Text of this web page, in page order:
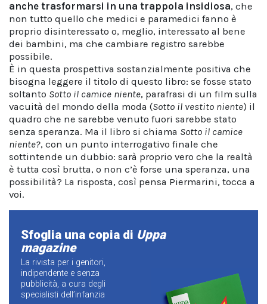
anche trasformarsi in una trappola insidiosa, che
non tutto quello che medici e paramedici fanno è
proprio disinteressato o, meglio, interessato al bene
dei bambini, ma che cambiare registro sarebbe
possibile.
È in questa prospettiva sostanzialmente positiva che
bisogna leggere il titolo di questo libro: se fosse stato
soltanto Sotto il camice niente, parafrasi di un film sulla
vacuità del mondo della moda (Sotto il vestito niente) il
quadro che ne sarebbe venuto fuori sarebbe stato
senza speranza. Ma il libro si chiama Sotto il camice
niente?, con un punto interrogativo finale che
sottintende un dubbio: sarà proprio vero che la realtà
è tutta così brutta, o non c’è forse una speranza, una
possibilità? La risposta, così pensa Piermarini, tocca a
voi.
Sfoglia una copia di Uppa
magazine
La rivista per i genitori,
indipendente e senza
pubblicità, a cura degli
specialisti dell’infanzia